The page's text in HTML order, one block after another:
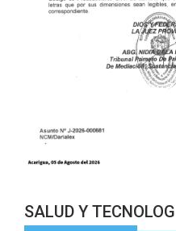
SALUD Y